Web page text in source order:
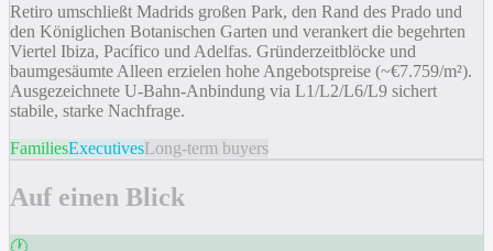
Retiro umschließt Madrids großen Park, den Rand des Prado und
den Königlichen Botanischen Garten und verankert die begehrten
Viertel Ibiza, Pacífico und Adelfas. Gründerzeitblöcke und
baumgesäumte Alleen erzielen hohe Angebotspreise (~€7.759/m²).
Ausgezeichnete U-Bahn-Anbindung via L1/L2/L6/L9 sichert
stabile, starke Nachfrage.
FamiliesExecutivesLong-term buyers
Auf einen Blick
🕐